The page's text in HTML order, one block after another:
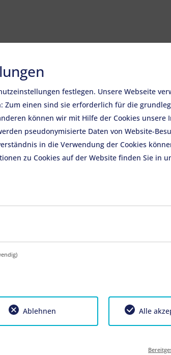
oder Qualität der bereitgestellten
materieller oder ideeller Art beziehen, die
durch die Nutzung fehlerhafter und
sofern seitens des Autors kein
sind freibleibend und unverbindlich.
Angebot ohne gesonderte Ankündigung zu
festlegen. Unsere Webseite
Zum einen sind sie erforderlich für die
können wir mit Hilfe der Cookies unsere
pseudonymisierte Daten von Website-
in die Verwendung der Cookies
zu Cookies auf der Website finden Sie in
Ablehnen Alle